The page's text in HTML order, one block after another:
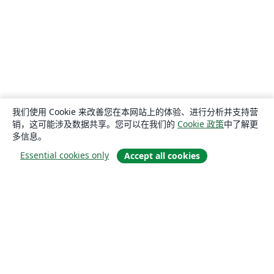
我们使用 Cookie 来改善您在本网站上的体验、进行分析并支持营
销，这可能涉及数据共享。您可以在我们的 Cookie 政策中了解更
多信息。
Essential cookies only
Accept all cookies